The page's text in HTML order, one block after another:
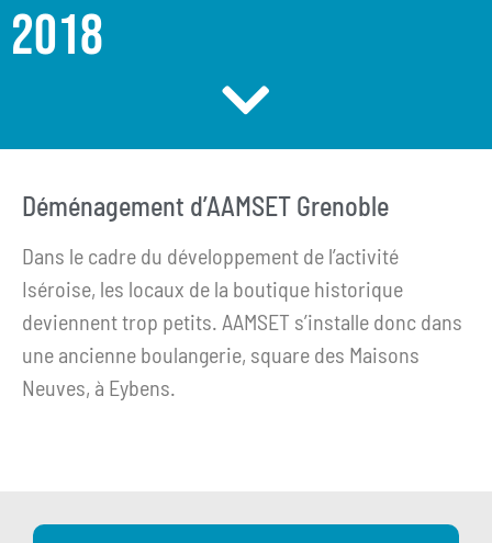
2018
Déménagement d’AAMSET Grenoble
Dans le cadre du développement de l’activité
Iséroise, les locaux de la boutique historique
deviennent trop petits. AAMSET s’installe donc dans
une ancienne boulangerie, square des Maisons
Neuves, à Eybens.